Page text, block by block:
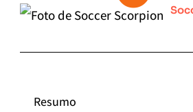
Resumo